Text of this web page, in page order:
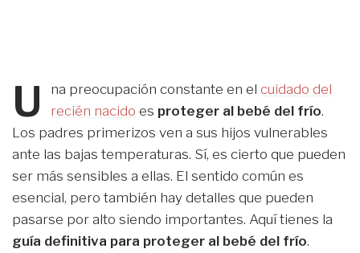
U na preocupación constante en elcuidado del
recién nacido es proteger al bebé del frío.
Los padres primerizos ven a sus hijos vulnerables
ante las bajas temperaturas. Sí, es cierto que pueden
ser más sensibles a ellas. El sentido común es
esencial, pero también hay detalles que pueden
pasarse por alto siendo importantes. Aquí tienes la
guía definitiva para proteger al bebé del frío.